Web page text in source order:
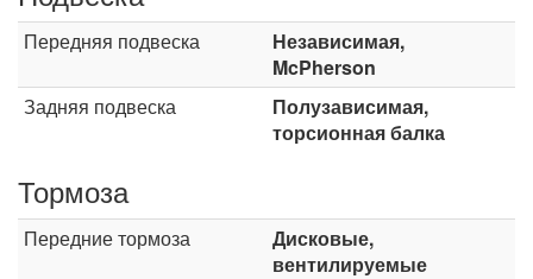
Передняя подвеска
Независимая,
McPherson
Задняя подвеска
Полузависимая,
торсионная балка
Тормоза
Передние тормоза
Дисковые,
вентилируемые